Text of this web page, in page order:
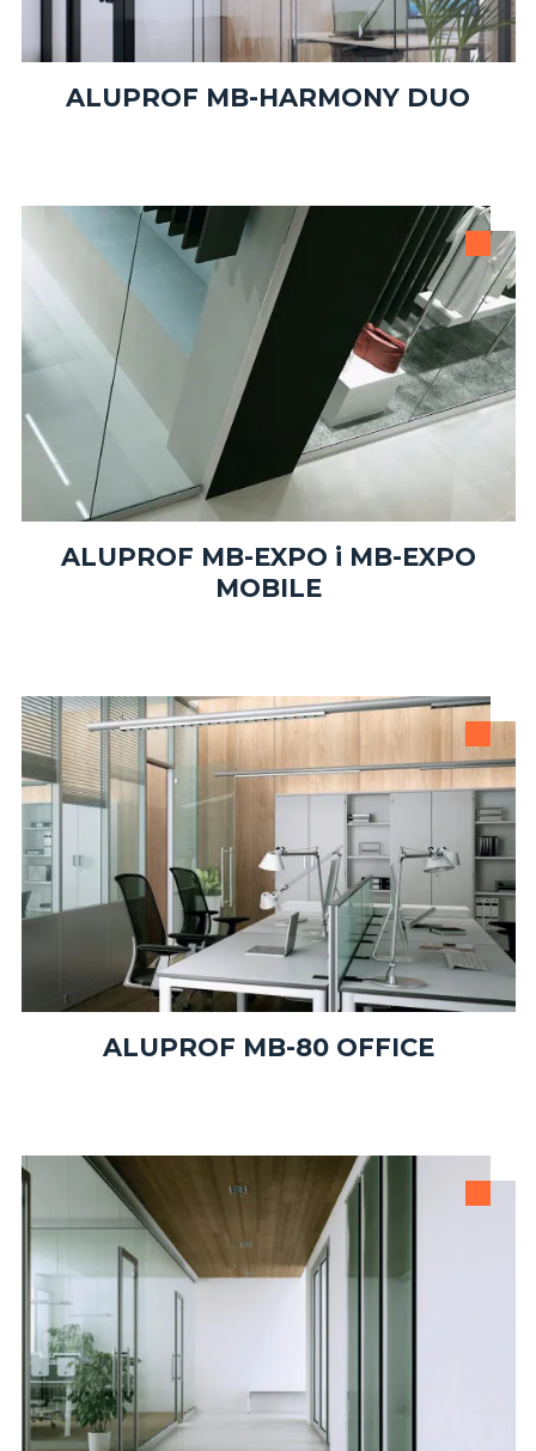
ALUPROF MB-HARMONY DUO
ALUPROF MB-EXPO i MB-EXPO
MOBILE
ALUPROF MB-80 OFFICE